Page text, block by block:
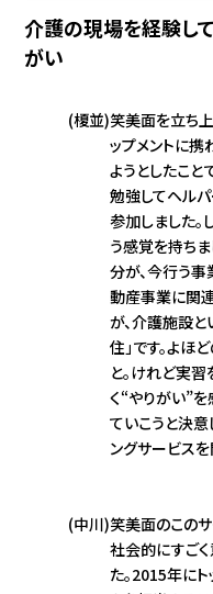
介護の現場を経験し
がい
(榎並)笑美面を立ち
ップメントに
ようとしたこ
勉強してヘル
参加しました
う感覚を持ち
分が、今行う事
動産事業に関
が、介護施設と
住」です。よほ
と。けれど実
く“やりがい”
ていこうと決意
ングサービスを
(中川)笑美面のこの
社会的にすご
た。2015年に